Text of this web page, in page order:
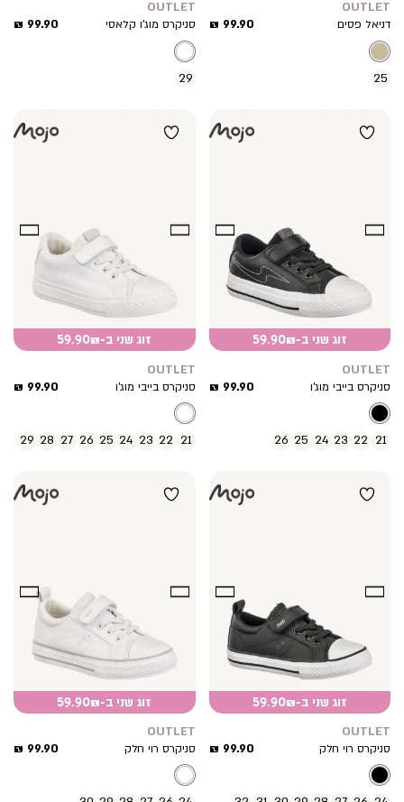
OUTLET
דניאל פסים
מחיר
99.90 ₪
25
OUTLET
סניקרס מוג’ו קלאסי
מחיר
99.90 ₪
29
זוג שני ב-59.90₪
OUTLET
סניקרס בייבי מוג’ו
מחיר
99.90 ₪
21
22
23
24
25
26
זוג שני ב-59.90₪
OUTLET
סניקרס בייבי מוג’ו
מחיר
99.90 ₪
21
22
23
24
25
26
27
28
29
זוג שני ב-59.90₪
OUTLET
סניקרס רוי חלק
מחיר
99.90 ₪
זוג שני ב-59.90₪
OUTLET
סניקרס רוי חלק
מחיר
99.90 ₪